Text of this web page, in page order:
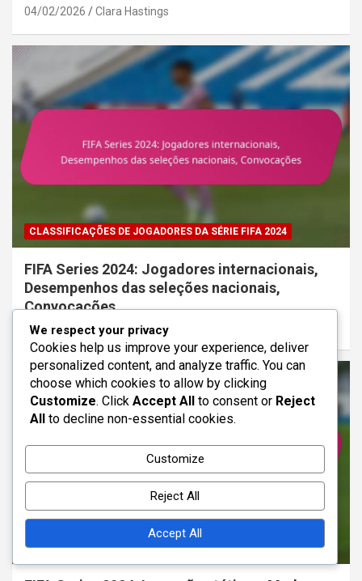
04/02/2026 Clara Hastings
CLASSIFICAÇÕES DE JOGADORES DA SÉRIE FIFA 2024
FIFA Series 2024: Jogadores internacionais,
Desempenhos das seleções nacionais,
Convocações
04/02/2026 Clara Hastings
ANÁLISE TÁTICA DA SÉRIE FIFA 2024
We respect your privacy
Cookies help us improve your experience, deliver
personalized content, and analyze traffic. You can
choose which cookies to allow by clicking
Customize. Click Accept All to consent or Reject
All to decline non-essential cookies.
Customize
Reject All
Accept All